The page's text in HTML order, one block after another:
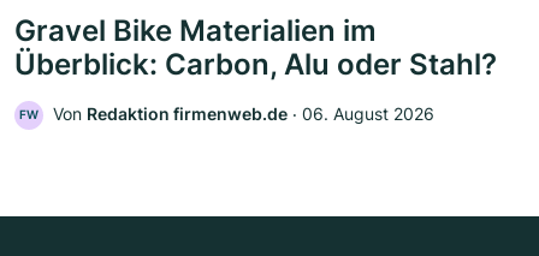
Gravel Bike Materialien im
Überblick: Carbon, Alu oder Stahl?
FW Von Redaktion firmenweb.de ‧ 06. August 2026